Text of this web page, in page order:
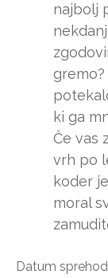
najbolj
ki ga
Če vas
vrh po
koder
moral
Datum